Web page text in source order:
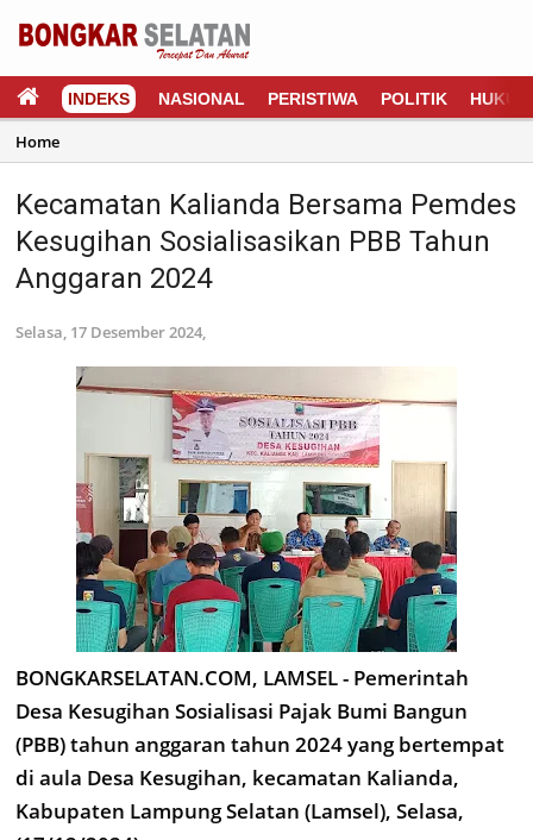
INDEKS NASIONAL PERISTIWA POLITIK HUKUM
Home
Kecamatan Kalianda Bersama Pemdes
Kesugihan Sosialisasikan PBB Tahun
Anggaran 2024
Selasa, 17 Desember 2024,
BONGKARSELATAN.COM, LAMSEL - Pemerintah
Desa Kesugihan Sosialisasi Pajak Bumi Bangun
(PBB) tahun anggaran tahun 2024 yang bertempat
di aula Desa Kesugihan, kecamatan Kalianda,
Kabupaten Lampung Selatan (Lamsel), Selasa,